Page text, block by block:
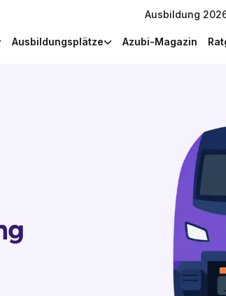
Ausbildung
Ausbildungsplätze Azubi-Magazin